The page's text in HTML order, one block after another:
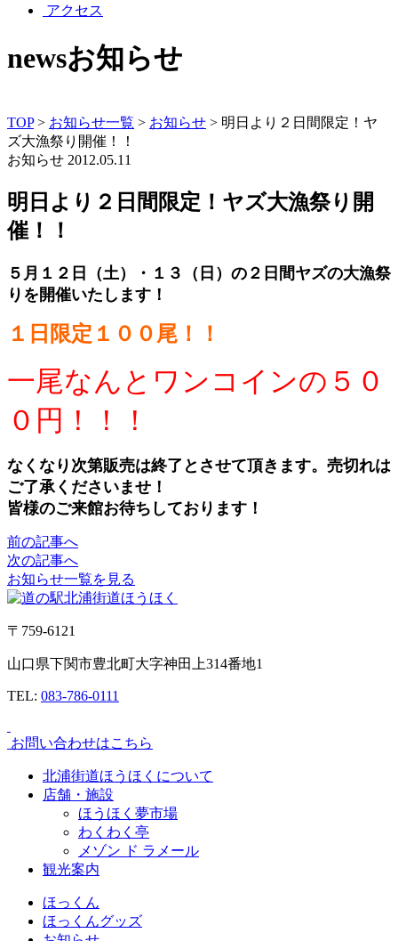
アクセス
newsお知らせ
TOP> お知らせ一覧 > お知らせ > 明日より２日間限定！ヤ
ズ大漁祭り開催！！
お知らせ 2012.05.11
明日より２日間限定！ヤズ大漁祭り開
催！！
５月１２日（土）・１３（日）の２日間ヤズの大漁祭
りを開催いたします！
１日限定１００尾！！
一尾なんとワンコインの５０
０円！！！
なくなり次第販売は終了とさせて頂きます。売切れは
ご了承くださいませ！
皆様のご来館お待ちしております！
前の記事へ
次の記事へ
お知らせ一覧を見る
〒759-6121
山口県下関市豊北町大字神田上314番地1
TEL: 083-786-0111
お問い合わせはこちら
北浦街道ほうほくについて
店舗・施設
ほうほく夢市場
わくわく亭
メゾン ド ラメール
観光案内
ほっくん
ほっくんグッズ